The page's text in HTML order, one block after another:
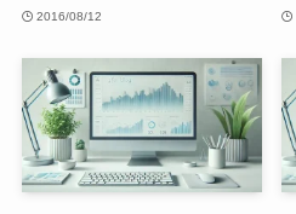
2016/08/12